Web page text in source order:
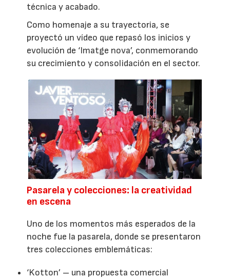
técnica y acabado.
Como homenaje a su trayectoria, se
proyectó un vídeo que repasó los inicios y
evolución de ‘Imatge nova’, conmemorando
su crecimiento y consolidación en el sector.
Pasarela y colecciones: la creatividad
en escena
Uno de los momentos más esperados de la
noche fue la pasarela, donde se presentaron
tres colecciones emblemáticas:
‘Kotton’ – una propuesta comercial